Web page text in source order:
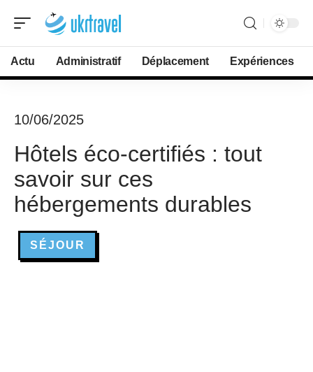
Actu Administratif Déplacement Expériences
10/06/2025
Hôtels éco-certifiés : tout
savoir sur ces
hébergements durables
SÉJOUR